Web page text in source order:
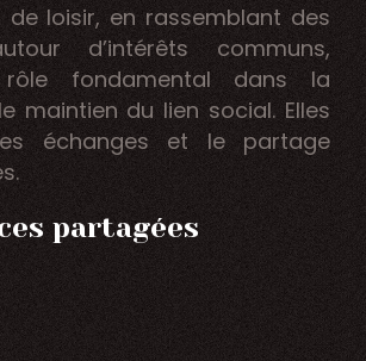
de loisir, en rassemblant des
d’intérêts communs,
fondamental dans la
maintien du lien social. Elles
échanges et le partage
partagées